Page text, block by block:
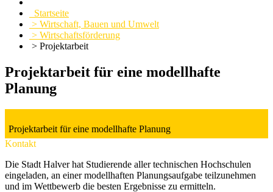
Startseite
> Wirtschaft, Bauen und Umwelt
> Wirtschaftsförderung
> Projektarbeit
Projektarbeit für eine modellhafte
Planung
Projektarbeit für eine modellhafte Planung
Kontakt
Die Stadt Halver hat Studierende aller technischen Hochschulen
eingeladen, an einer modellhaften Planungsaufgabe teilzunehmen
und im Wettbewerb die besten Ergebnisse zu ermitteln.